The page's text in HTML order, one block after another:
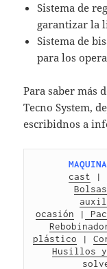
Sistema de
garantizar la
Sistema de
para los
Para saber más
Tecno System,
escribidnos a
cast |
Bolsas
ocasión |
plástico |
Husillos y